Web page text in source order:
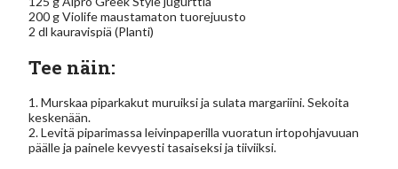
200 g Violife maustamaton tuorejuusto
2 dl kauravispiä (Planti)
Tee näin:
1. Murskaa piparkakut muruiksi ja sulata margariini. Sekoita
keskenään.
2. Levitä piparimassa leivinpaperilla vuoratun irtopohjavuuan
päälle ja painele kevyesti tasaiseksi ja tiiviiksi.